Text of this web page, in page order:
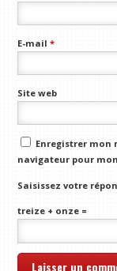
E-mail*
Site web
Enregistrer mon
navigateur pour
Saisissez votre
treize + onze =